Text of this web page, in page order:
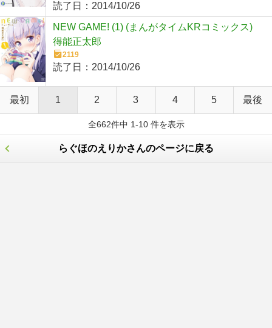
読了日： 2014/10/26
NEW GAME! (1) (まんがタイムKRコミックス)
得能正太郎
2119
読了日： 2014/10/26
最初 1 2 3 4 5 最後
全662件中 1-10 件を表示
らぐほのえりかさんのページに戻る